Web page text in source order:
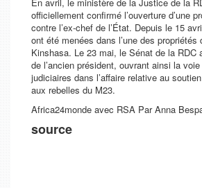
officiellement confirmé l’ouverture d’une
contre l’ex-chef de l’État. Depuis le 15
ont été menées dans l’une des propriétés
Kinshasa. Le 23 mai, le Sénat de la RDC
de l’ancien président, ouvrant ainsi la
judiciaires dans l’affaire relative au
aux rebelles du M23.
Africa24monde avec RSA Par Anna
source